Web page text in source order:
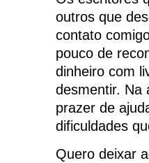
outros que
contato
pouco de
dinheiro com
desmentir. Na
prazer de
dificuldades
Quero deixar